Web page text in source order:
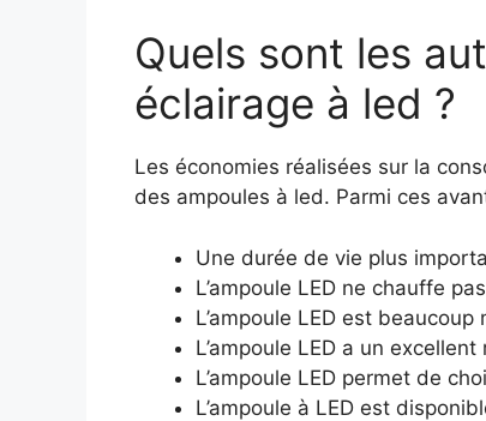
Quels sont les
éclairage à led ?
Les économies réalisées sur la
des ampoules à led. Parmi ces
Une durée de vie plus
L’ampoule LED ne chauffe pas
L’ampoule LED est
L’ampoule LED a un
L’ampoule LED permet de
L’ampoule à LED est